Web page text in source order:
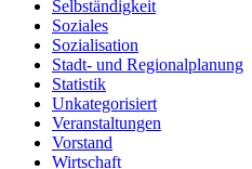
Selbständigkeit
Soziales
Sozialisation
Stadt- und Regionalplanung
Statistik
Unkategorisiert
Veranstaltungen
Vorstand
Wirtschaft